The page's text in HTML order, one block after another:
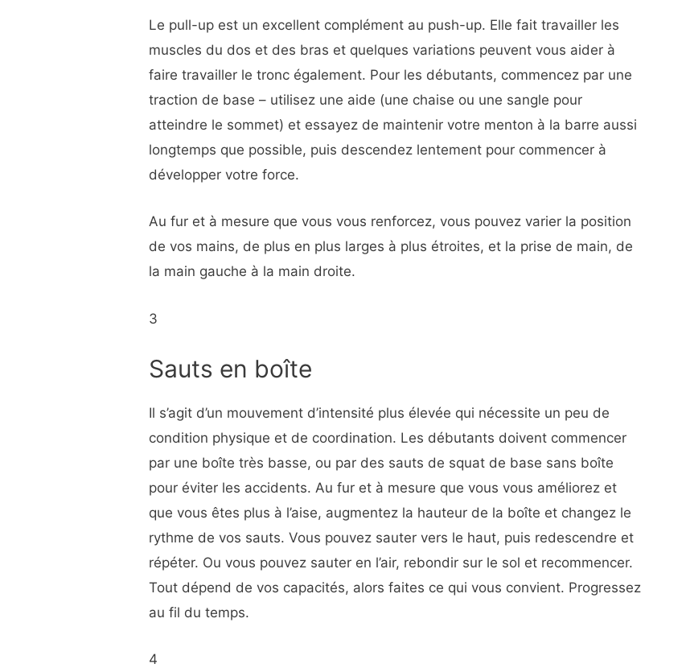
Le pull-up est un excellent complément au push-up. Elle fait travailler les
muscles du dos et des bras et quelques variations peuvent vous aider à
faire travailler le tronc également. Pour les débutants, commencez par une
traction de base – utilisez une aide (une chaise ou une sangle pour
atteindre le sommet) et essayez de maintenir votre menton à la barre aussi
longtemps que possible, puis descendez lentement pour commencer à
développer votre force.
Au fur et à mesure que vous vous renforcez, vous pouvez varier la position
de vos mains, de plus en plus larges à plus étroites, et la prise de main, de
la main gauche à la main droite.
3
Sauts en boîte
Il s’agit d’un mouvement d’intensité plus élevée qui nécessite un peu de
condition physique et de coordination. Les débutants doivent commencer
par une boîte très basse, ou par des sauts de squat de base sans boîte
pour éviter les accidents. Au fur et à mesure que vous vous améliorez et
que vous êtes plus à l’aise, augmentez la hauteur de la boîte et changez le
rythme de vos sauts. Vous pouvez sauter vers le haut, puis redescendre et
répéter. Ou vous pouvez sauter en l’air, rebondir sur le sol et recommencer.
Tout dépend de vos capacités, alors faites ce qui vous convient. Progressez
au fil du temps.
4